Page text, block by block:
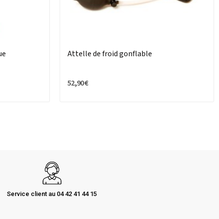
Attelle de froid gonflable
52,90 €
Service client au 04 42 41 44 15